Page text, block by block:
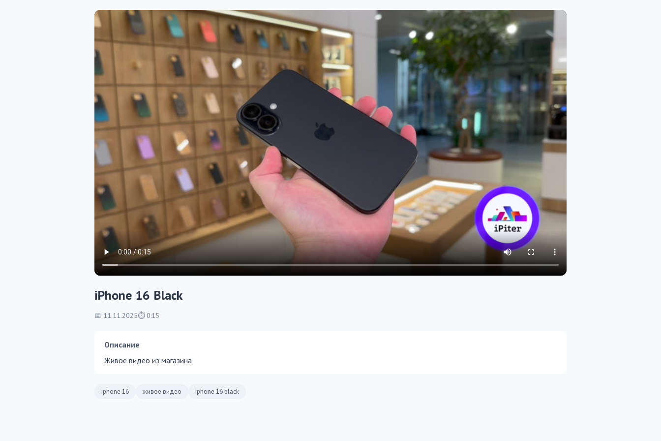
iPhone 16 Black
📅 11.11.2025⏱ 0:15
Описание
Живое видео из магазина
iphone 16 живое видео iphone 16 black